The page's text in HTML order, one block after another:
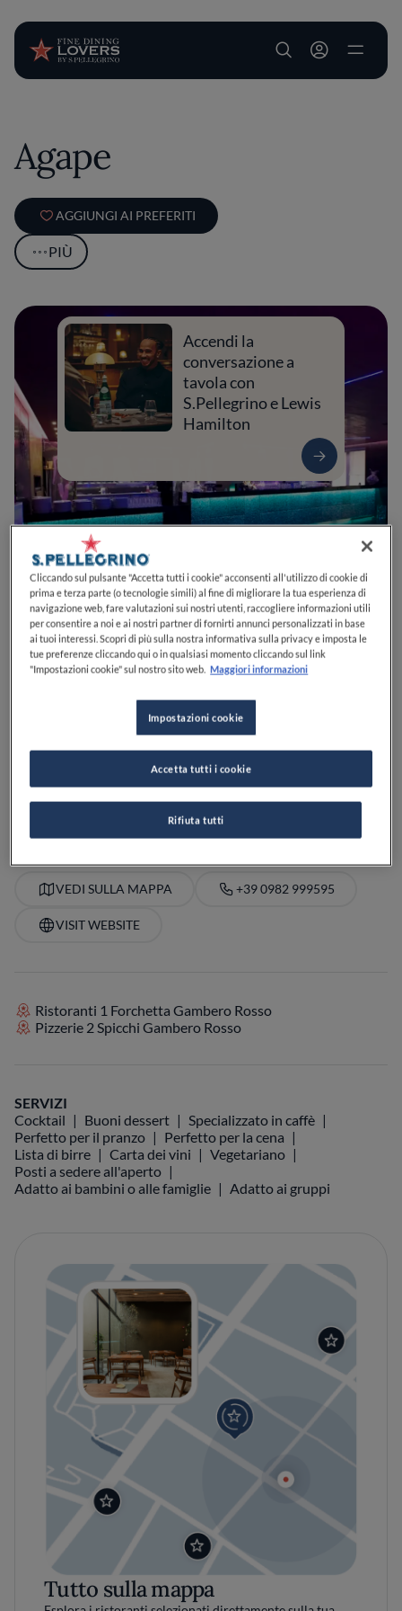
User account
Agape
AGGIUNGI AI PREFERITI
PIÙ
0 0 0 0 0
Accendi la
conversazione a
tavola con
S.Pellegrino e Lewis
Hamilton
CSItalia
Giovedì, 19:30-24:00
PREZZO
VEDI SULLA MAPPA +39 0982 999595
VISIT WEBSITE
Ristoranti 1 Forchetta Gambero Rosso
Pizzerie 2 Spicchi Gambero Rosso
SERVIZI
Cocktail
Buoni dessert
Specializzato in caffè
Perfetto per il pranzo
Perfetto per la cena
Lista di birre
Carta dei vini
Vegetariano
Posti a sedere all'aperto
Adatto ai bambini o alle famiglie
Adatto ai gruppi
Tutto sulla mappa
Cliccando sul pulsante "Accetta tutti i cookie" acconsenti all'utilizzo di cookie di
prima e terza parte (o tecnologie simili) al fine di migliorare la tua esperienza di
navigazione web, fare valutazioni sui nostri utenti, raccogliere informazioni utili
per consentire a noi e ai nostri partner di fornirti annunci personalizzati in base
ai tuoi interessi. Scopri di più sulla nostra informativa sulla privacy e imposta le
tue preferenze cliccando qui o in qualsiasi momento cliccando sul link
"Impostazioni cookie" sul nostro sito web. Maggiori informazioni
Impostazioni cookie
Rifiuta tutti
Accetta tutti i cookie